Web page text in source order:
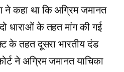
ने कहा था कि अग्रिम जमानत
धाराओं के तहत मांग की गई
के तहत दूसरा भारतीय दंड
ने अग्रिम जमानत याचिका